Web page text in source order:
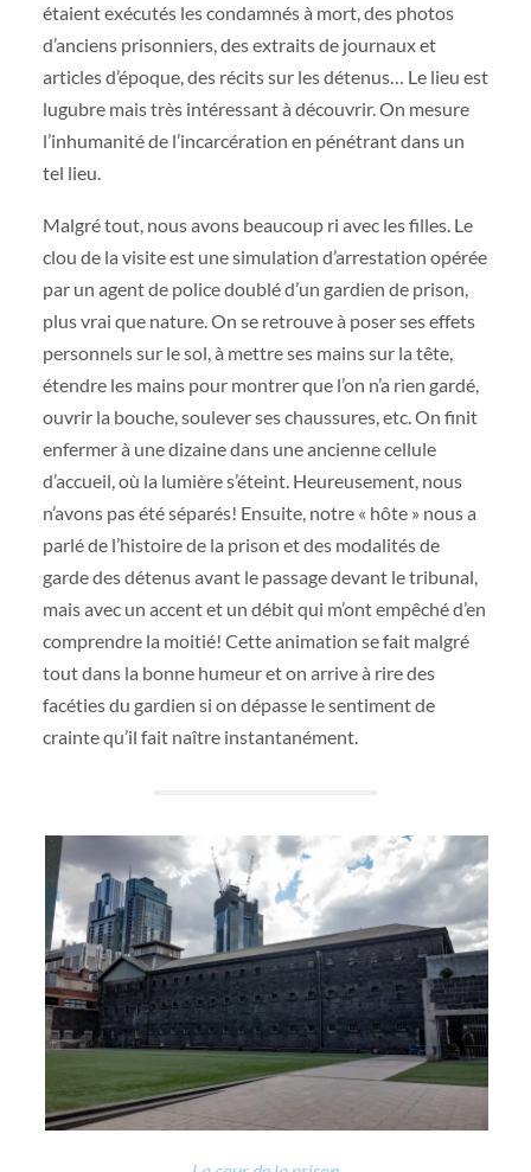
étaient exécutés les condamnés à mort, des photos
d’anciens prisonniers, des extraits de journaux et
articles d’époque, des récits sur les détenus… Le lieu est
lugubre mais très intéressant à découvrir. On mesure
l’inhumanité de l’incarcération en pénétrant dans un
tel lieu.
Malgré tout, nous avons beaucoup ri avec les filles. Le
clou de la visite est une simulation d’arrestation opérée
par un agent de police doublé d’un gardien de prison,
plus vrai que nature. On se retrouve à poser ses effets
personnels sur le sol, à mettre ses mains sur la tête,
étendre les mains pour montrer que l’on n’a rien gardé,
ouvrir la bouche, soulever ses chaussures, etc. On finit
enfermer à une dizaine dans une ancienne cellule
d’accueil, où la lumière s’éteint. Heureusement, nous
n’avons pas été séparés! Ensuite, notre « hôte » nous a
parlé de l’histoire de la prison et des modalités de
garde des détenus avant le passage devant le tribunal,
mais avec un accent et un débit qui m’ont empêché d’en
comprendre la moitié! Cette animation se fait malgré
tout dans la bonne humeur et on arrive à rire des
facéties du gardien si on dépasse le sentiment de
crainte qu’il fait naître instantanément.